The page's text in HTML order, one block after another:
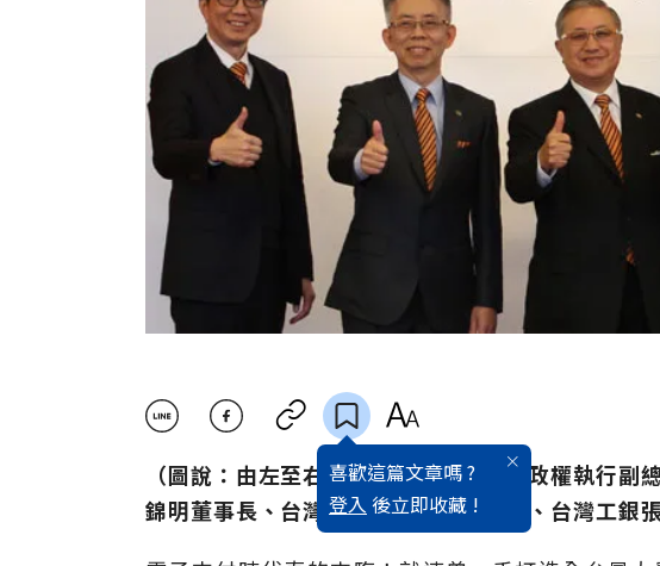
喜歡這篇文章嗎 ?
登入 後立即收藏 !
（圖說：由左至右為台灣工銀發言人張政權執行
錦明董事長、台灣工銀羅聯福最高顧問、台灣工銀